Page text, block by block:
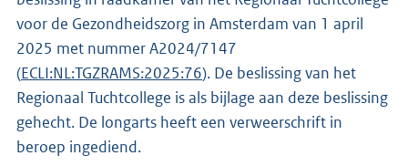
voor de Gezondheidszorg in Amsterdam van 1 april
2025 met nummer A2024/7147
(ECLI:NL:TGZRAMS:2025:76). De beslissing van het
Regionaal Tuchtcollege is als bijlage aan deze beslissing
gehecht. De longarts heeft een verweerschrift in
beroep ingediend.